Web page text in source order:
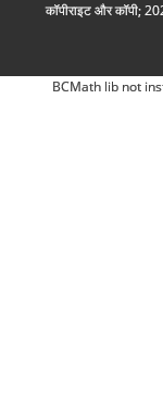
कॉपीराइट और कॉपी;
BCMath lib not